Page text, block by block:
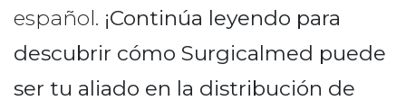
español. ¡Continúa leyendo para
descubrir cómo Surgicalmed puede
ser tu aliado en la distribución de